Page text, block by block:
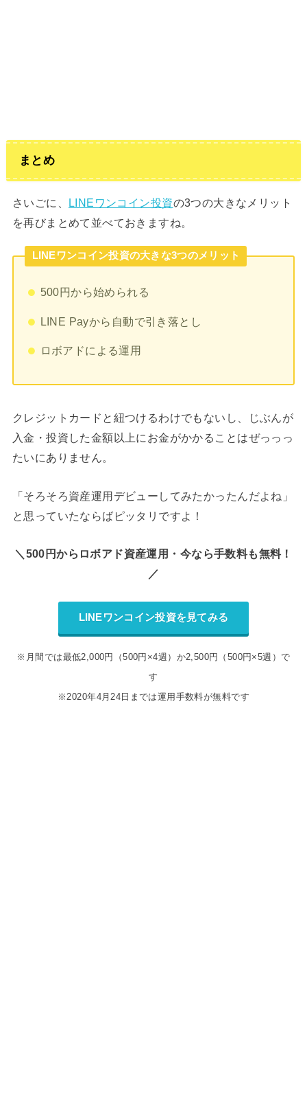
まとめ
さいごに、 LINEワンコイン投資の3つの大きなメリット
を再びまとめて並べておきますね。
LINEワンコイン投資の大きな3つのメリット
500円から始められる
LINE Payから自動で引き落とし
ロボアドによる運用
クレジットカードと紐つけるわけでもないし、じぶんが
入金・投資した金額以上にお金がかかることはぜっっっ
たいにありません。
「そろそろ資産運用デビューしてみたかったんだよね」
と思っていたならばピッタリですよ！
＼500円からロボアド資産運用・今なら手数料も無料！
／
LINEワンコイン投資を見てみる
※月間では最低2,000円（500円×4週）か2,500円（500円×5週）で
す
※2020年4月24日までは運用手数料が無料です